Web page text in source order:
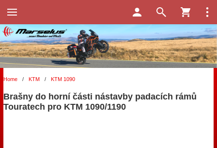
Home / KTM / KTM 1090
Brašny do horní části nástavby padacích rámů
Touratech pro KTM 1090/1190